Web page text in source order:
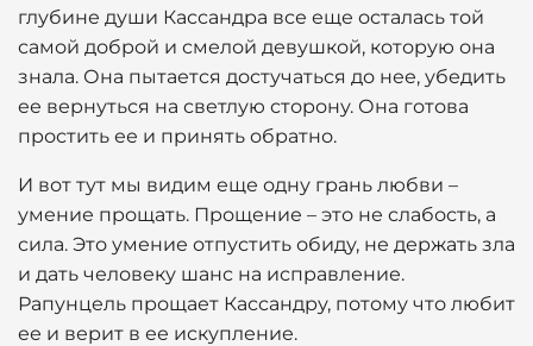
глубине души Кассандра все еще осталась той
самой доброй и смелой девушкой, которую она
знала. Она пытается достучаться до нее, убедить
ее вернуться на светлую сторону. Она готова
простить ее и принять обратно.
И вот тут мы видим еще одну грань любви –
умение прощать. Прощение – это не слабость, а
сила. Это умение отпустить обиду, не держать зла
и дать человеку шанс на исправление.
Рапунцель прощает Кассандру, потому что любит
ее и верит в ее искупление.